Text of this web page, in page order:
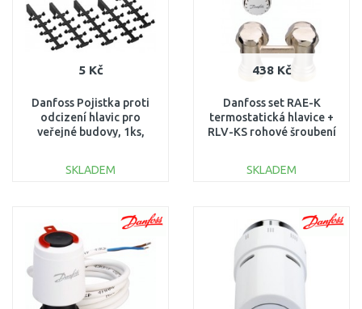
5 Kč
Danfoss Pojistka proti
odcizení hlavic pro
veřejné budovy, 1ks,
SKLADEM
Porovnat
438 Kč
Danfoss set RAE-K
termostatická hlavice +
RLV-KS rohové šroubení
SKLADEM
Porovnat